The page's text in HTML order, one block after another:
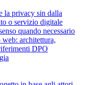
la privacy sin dalla
o servizio digitale
quando necessario
architettura,
DPO